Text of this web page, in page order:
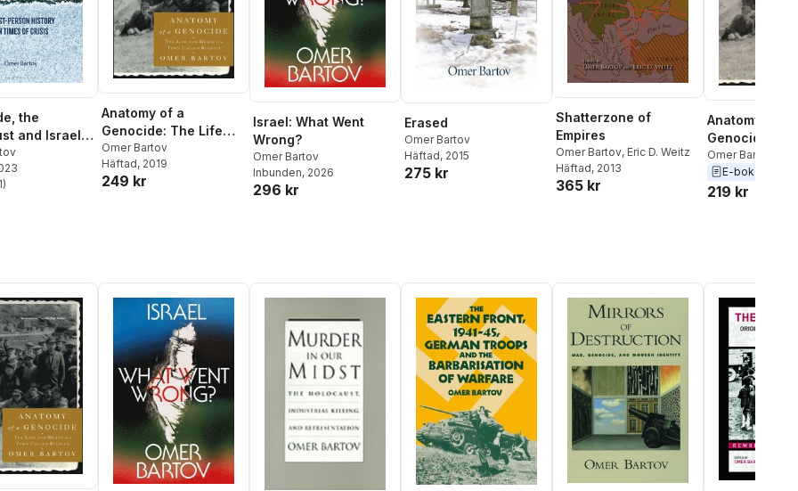
the
and Israel-
Totalt antal röster:
1)
Anatomy of a
Genocide: The Life
and Death of a Town
Called Buczacz
Omer Bartov
Häftad, 2019
249 kr
Israel: What Went
Wrong?
Omer Bartov
Inbunden, 2026
296 kr
Erased
Omer Bartov
Häftad, 2015
275 kr
Shatterzone of
Empires
Omer Bartov, Eric D. Weitz
Häftad, 2013
365 kr
Anatomy of a
Genocide
Omer Bartov
E-bok
219 kr